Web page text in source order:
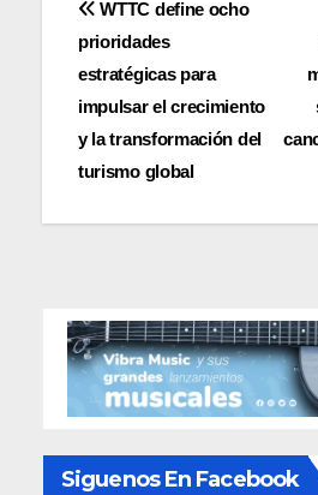
Navegación
de
entradas
WTTC define ocho
prioridades
estratégicas para
impulsar el crecimiento
y la transformación del
turismo global
Siguenos En Facebook